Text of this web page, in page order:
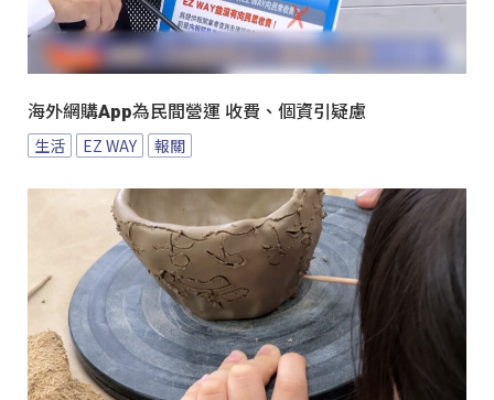
海外網購App為民間營運 收費、個資引疑慮
生活 EZ WAY 報關